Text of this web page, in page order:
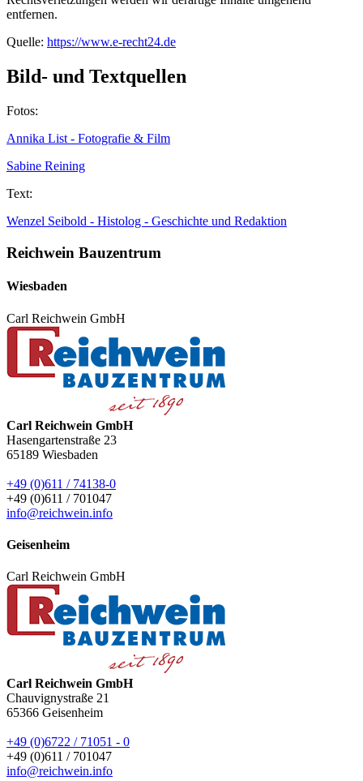
entfernen.
Quelle: https://www.e-recht24.de
Bild- und Textquellen
Fotos:
Annika List - Fotografie & Film
Sabine Reining
Text:
Wenzel Seibold - Histolog - Geschichte und Redaktion
Reichwein Bauzentrum
Wiesbaden
Carl Reichwein GmbH
Carl Reichwein GmbH
Hasengartenstraße 23
65189 Wiesbaden
+49 (0)611 / 74138-0
+49 (0)611 / 701047
info@reichwein.info
Geisenheim
Carl Reichwein GmbH
Carl Reichwein GmbH
Chauvignystraße 21
65366 Geisenheim
+49 (0)6722 / 71051 - 0
+49 (0)611 / 701047
info@reichwein.info